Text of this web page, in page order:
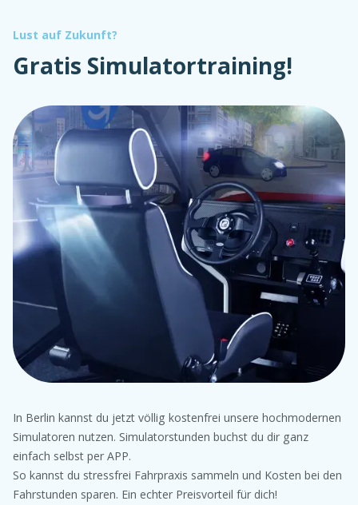
Lust auf Zukunft?
Gratis Simulatortraining!
In Berlin kannst du jetzt völlig kostenfrei unsere hochmodernen
Simulatoren nutzen. Simulatorstunden buchst du dir ganz
einfach selbst per APP.
So kannst du stressfrei Fahrpraxis sammeln und Kosten bei den
Fahrstunden sparen. Ein echter Preisvorteil für dich!